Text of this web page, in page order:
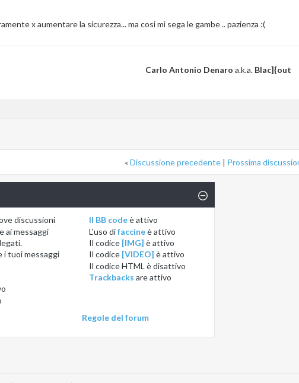
x aumentare la sicurezza... ma cosi mi sega le gambe .. pazienza :(
Carlo Antonio Denaro a.k.a. Blac]{out
«Discussione precedente | Prossima
discussioni
ai messaggi
i tuoi messaggi
Il BB codeèattivo
L'uso difaccineèattivo
Il codice [IMG] èattivo
Il codice [VIDEO] èattivo
Il codice HTML èdisattivo
Trackbacks areattivo
Regole del forum